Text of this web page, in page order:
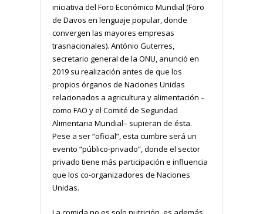
iniciativa del Foro Económico Mundial (Foro
de Davos en lenguaje popular, donde
convergen las mayores empresas
trasnacionales). António Guterres,
secretario general de la ONU, anunció en
2019 su realización antes de que los
propios órganos de Naciones Unidas
relacionados a agricultura y alimentación –
como FAO y el Comité de Seguridad
Alimentaria Mundial– supieran de ésta.
Pese a ser “oficial”, esta cumbre será un
evento “público-privado”, donde el sector
privado tiene más participación e influencia
que los co-organizadores de Naciones
Unidas.